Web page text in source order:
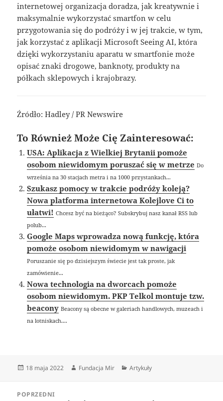
internetowej organizacja doradza, jak kreatywnie i
maksymalnie wykorzystać smartfon w celu
przygotowania się do podróży i w jej trakcie, w tym,
jak korzystać z aplikacji Microsoft Seeing AI, która
dzięki wykorzystaniu aparatu w smartfonie może
opisać znaki drogowe, banknoty, produkty na
półkach sklepowych i krajobrazy.
Źródło: Hadley / PR Newswire
To Również Może Cię Zainteresować:
USA: Aplikacja z Wielkiej Brytanii pomoże
osobom niewidomym poruszać się w metrze Do
września na 30 stacjach metra i na 1000 przystankach...
Szukasz pomocy w trakcie podróży koleją?
Nowa platforma internetowa Kolejlove Ci to
ułatwi! Chcesz być na bieżąco? Subskrybuj nasz kanał RSS lub
polub...
Google Maps wprowadza nową funkcję, która
pomoże osobom niewidomym w nawigacji
Poruszanie się po dzisiejszym świecie jest tak proste, jak
zamówienie...
Nowa technologia na dworcach pomoże
osobom niewidomym. PKP Telkol montuje tzw.
beacony Beacony są obecne w galeriach handlowych, muzeach i
na lotniskach....
Data
18 maja 2022 Autor
Fundacja Mir Kategorie
Artykuły
POPRZEDNI